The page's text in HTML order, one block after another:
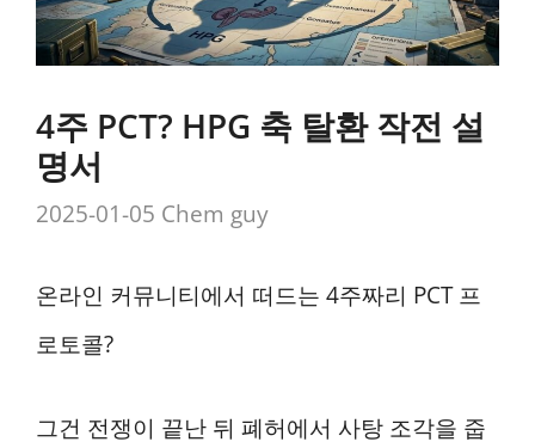
4주 PCT? HPG 축 탈환 작전 설
명서
2025-01-05 Chem guy
온라인 커뮤니티에서 떠드는 4주짜리 PCT 프
로토콜?
그건 전쟁이 끝난 뒤 폐허에서 사탕 조각을 줍